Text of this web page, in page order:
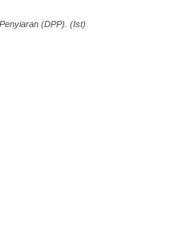
(DPP). (Ist)